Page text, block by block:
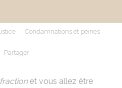
Condamnations et peines
Partager
et vous allez être